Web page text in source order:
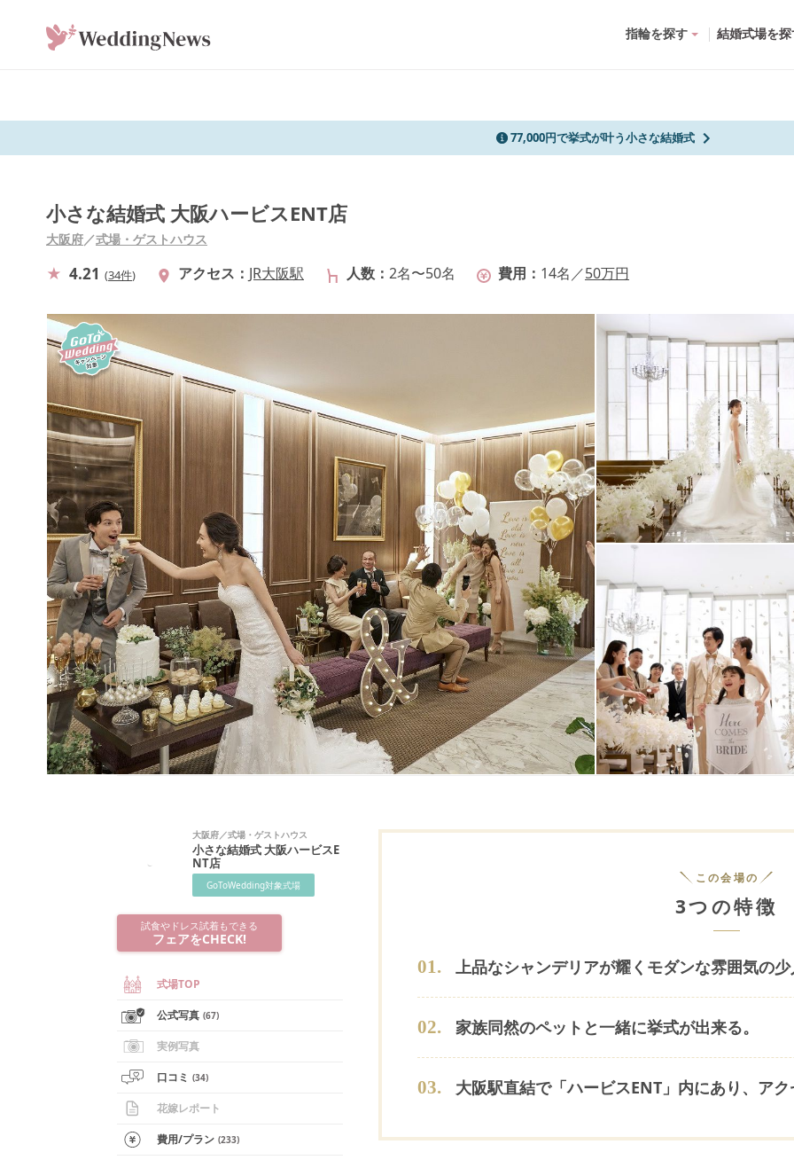
指輪を探す 結婚式場を
77,000円で挙式が叶う小さな結婚式
小さな結婚式 大阪ハービスENT店
大阪府／式場・ゲストハウス
4.21 (34件) アクセス JR大阪駅 人数 2名〜50名 費用 14名 ／50万円
大阪府／式場・ゲストハウス
小さな結婚式 大阪ハービスE
NT店
GoToWedding対象式場
試食やドレス試着もできる
フェアをCHECK!
式場TOP
公式写真 (67)
実例写真
口コミ (34)
花嫁レポート
費用/プラン (233)
この会場の
3つの特徴
01 . 上品なシャンデリアが耀くモダンな雰囲気の
02. 家族同然のペットと一緒に挙式が出来る。
03. 大阪駅直結で「ハービスENT」内にあり、ア